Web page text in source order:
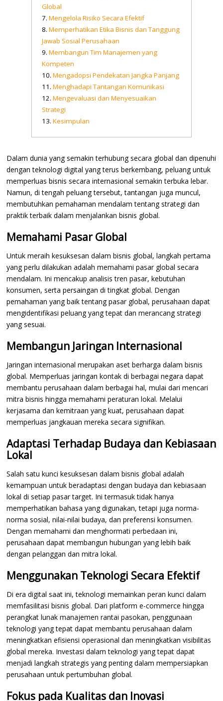
Global
Mengelola Risiko Secara Efektif
Memperhatikan Etika Bisnis dan Tanggung
Jawab Sosial Perusahaan
Membangun Tim Manajemen yang
Kompeten
Mengadopsi Pendekatan Jangka Panjang
Menghadapi Tantangan Komunikasi
Mengevaluasi dan Menyesuaikan
Strategi
Kesimpulan
Dalam dunia yang semakin terhubung secara global dan dipenuhi
dengan teknologi digital yang terus berkembang, peluang untuk
memperluas bisnis secara internasional semakin terbuka lebar.
Namun, di tengah peluang tersebut, tantangan juga muncul,
membutuhkan pemahaman mendalam tentang strategi dan
praktik terbaik dalam menjalankan bisnis global.
Memahami Pasar Global
Untuk meraih kesuksesan dalam bisnis global, langkah pertama
yang perlu dilakukan adalah memahami pasar global secara
mendalam. Ini mencakup analisis tren pasar, kebutuhan
konsumen, serta persaingan di tingkat global. Dengan
pemahaman yang baik tentang pasar global, perusahaan dapat
mengidentifikasi peluang yang tepat dan merancang strategi
yang sesuai.
Membangun Jaringan Internasional
Jaringan internasional merupakan aset berharga dalam bisnis
global. Memperluas jaringan kontak di berbagai negara dapat
membantu perusahaan dalam berbagai hal, mulai dari mencari
mitra bisnis hingga memahami peraturan lokal. Melalui
kerjasama dan kemitraan yang kuat, perusahaan dapat
memperluas jangkauan mereka secara signifikan.
Adaptasi Terhadap Budaya dan Kebiasaan
Lokal
Salah satu kunci kesuksesan dalam bisnis global adalah
kemampuan untuk beradaptasi dengan budaya dan kebiasaan
lokal di setiap pasar target. Ini termasuk tidak hanya
memperhatikan bahasa yang digunakan, tetapi juga norma-
norma sosial, nilai-nilai budaya, dan preferensi konsumen.
Dengan memahami dan menghormati perbedaan ini,
perusahaan dapat membangun hubungan yang lebih baik
dengan pelanggan dan mitra lokal.
Menggunakan Teknologi Secara Efektif
Di era digital saat ini, teknologi memainkan peran kunci dalam
memfasilitasi bisnis global. Dari platform e-commerce hingga
perangkat lunak manajemen rantai pasokan, penggunaan
teknologi yang tepat dapat membantu perusahaan dalam
meningkatkan efisiensi operasional dan meningkatkan visibilitas
global mereka. Investasi dalam teknologi yang tepat dapat
menjadi langkah strategis yang penting dalam mempersiapkan
perusahaan untuk pertumbuhan global.
Fokus pada Kualitas dan Inovasi